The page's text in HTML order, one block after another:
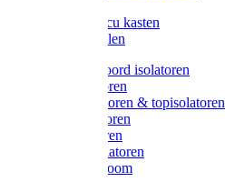
Metalen accu kasten
Zonnepanelen
Draad & koord isolatoren
Ringisolatoren
Extra isolatoren & topisolatoren
Hoekisolatoren
Lintisolatoren
Afstandisolatoren
Isolatorenboom